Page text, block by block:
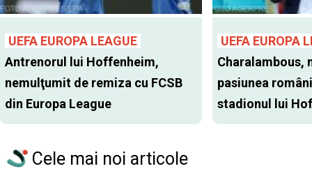
UEFA EUROPA LEAGUE
Antrenorul lui Hoffenheim,
nemulţumit de remiza cu FCSB
din Europa League
UEFA EUROPA
Charalambous,
pasiunea
stadionul lui
Cele mai noi articole